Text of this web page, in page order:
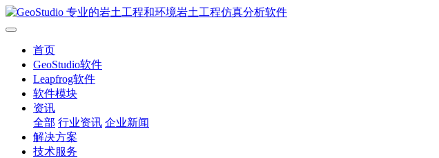
首页
GeoStudio软件
Leapfrog软件
软件模块
资讯
全部 行业资讯 企业新闻
解决方案
技术服务